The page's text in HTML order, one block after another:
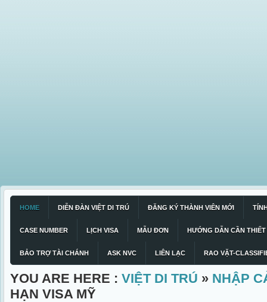
HOME DIỄN ĐÀN VIỆT DI TRÚ ĐĂNG KÝ THÀNH VIÊN MỚI
CASE NUMBER LỊCH VISA MẪU ĐƠN HƯỚNG DẪN CẦN THIẾT
BẢO TRỢ TÀI CHÁNH ASK NVC LIÊN LẠC RAO VẶT-
YOU ARE HERE : VIỆT DI TRÚ » NHẬP
HẠN VISA MỸ